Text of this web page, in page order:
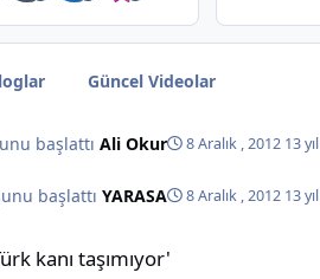
Güncel Videolar
başlattı Ali Okur 8 Aralık , 2012 13 yıl
başlattı YARASA 8 Aralık , 2012 13 yıl
kanı taşımıyor'